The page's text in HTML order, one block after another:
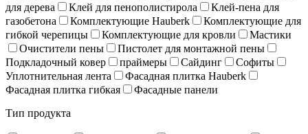
для дерева
Клей для пенополистирола
Клей-пена для
газобетона
Комплектующие Hauberk
Комплектующие для
гибкой черепицы
Комплектующие для кровли
Мастики
Очистители пены
Пистолет для монтажной пены
Подкладочный ковер
праймеры Сайдинг
Софиты
Уплотнительная лента
Фасадная плитка Hauberk
Фасадная плитка гибкая
Фасадные панели
Тип продукта